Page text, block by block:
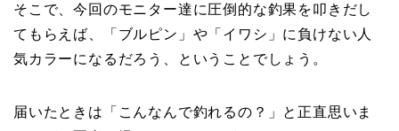
そこで、今回のモニター達に圧倒的な釣果を叩きだし
てもらえば、「ブルピン」や「イワシ」に負けない人
気カラーになるだろう、ということでしょう。
届いたときは「こんなんで釣れるの？」と正直思いま